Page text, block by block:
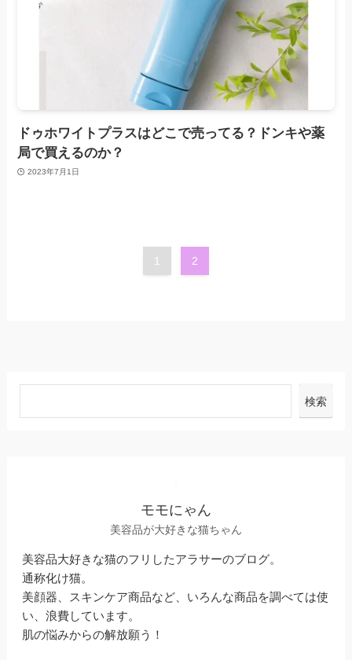
ドゥホワイトプラスはどこで売ってる？ドンキや薬
局で買えるのか？
2023年7月1日
1 2
検索
モモにゃん
美容品が大好きな猫ちゃん
美容品大好きな猫のフリしたアラサーのブログ。
通称化け猫。
美顔器、スキンケア商品など、いろんな商品を調べては使
い、浪費しています。
肌の悩みからの解放願う！